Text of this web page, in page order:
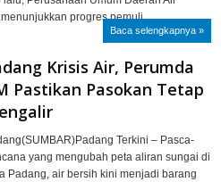
menunjukkan progres pemuli…
Baca selengkapnya »
Krisis Air, Perumda
Pastikan Pasokan Tetap
Terkini – Pasca-
yang mengubah peta aliran sungai di
Padang, air bersih kini menjadi barang